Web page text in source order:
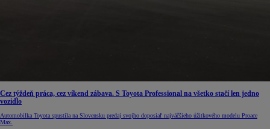
Cez týždeň práca, cez víkend zábava. S Toyota Professional na všetko stačí len jedno
vozidlo
Automobilka Toyota spustila na Slovensku predaj svojho doposiaľ najväčšieho úžitkového modelu Proace
Max.